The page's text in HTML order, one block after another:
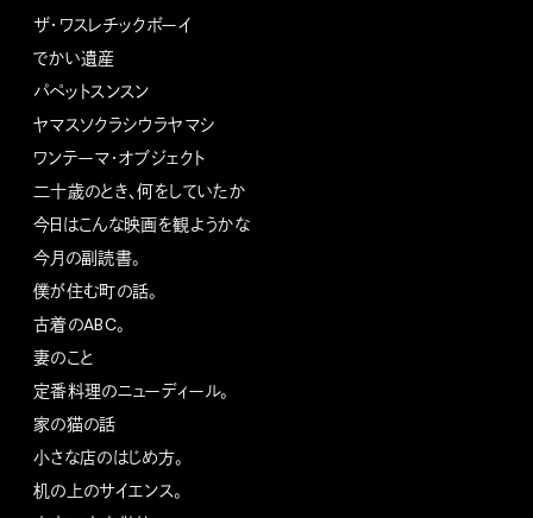
ザ・ワスレチックボーイ
でかい遺産
パペットスンスン
ヤマスソクラシウラヤマシ
ワンテーマ・オブジェクト
二十歳のとき、何をしていたか
今日はこんな映画を観ようかな
今月の副読書。
僕が住む町の話。
古着のABC。
妻のこと
定番料理のニューディール。
家の猫の話
小さな店のはじめ方。
机の上のサイエンス。